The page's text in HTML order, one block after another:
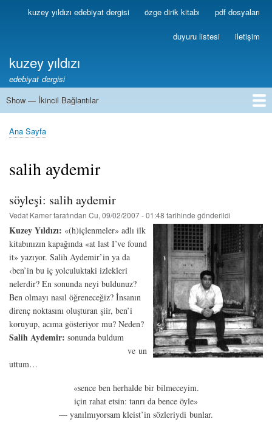
Ana
içeriğe
Birincilkuzey yıldızı edebiyat dergisi özge dirik kitabı pdf dosyaları
duyuru listesi iletişim
kuzey yıldızı
edebiyat dergisi
İkincil
Show — İkincil Bağlantılar
1
2
3
4
5
6
7
8
9
10
11
12
13
Sayfa
Ana Sayfa
salih aydemir
söyleşi: salih aydemir
Vedat Kamertarafından Cu, 09/02/2007 - 01:48 tarihinde gönderildi
Kuzey Yıldızı: «(h)içlenmeler» adlı ilk
kitabınızın kapağında «at last I’ve found
it» yazıyor. Salih Aydemir’in ya da
‹ben’in bu iç yolculuktaki izlekleri
nelerdir? En sonunda neyi buldunuz?
Ben olmayı nasıl öğreneceğiz? İnsanın
direnç noktasını oluşturan şiir, ben’i
koruyup, acıma gösteriyor mu? Neden?
Salih Aydemir: sonunda buldum
ve un
uttum…
«sence ben herhalde bir bilmeceyim.
için rahat etsin: tanrı da bence öyle»
— yanılmıyorsam kleist’in sözleriydi bunlar.